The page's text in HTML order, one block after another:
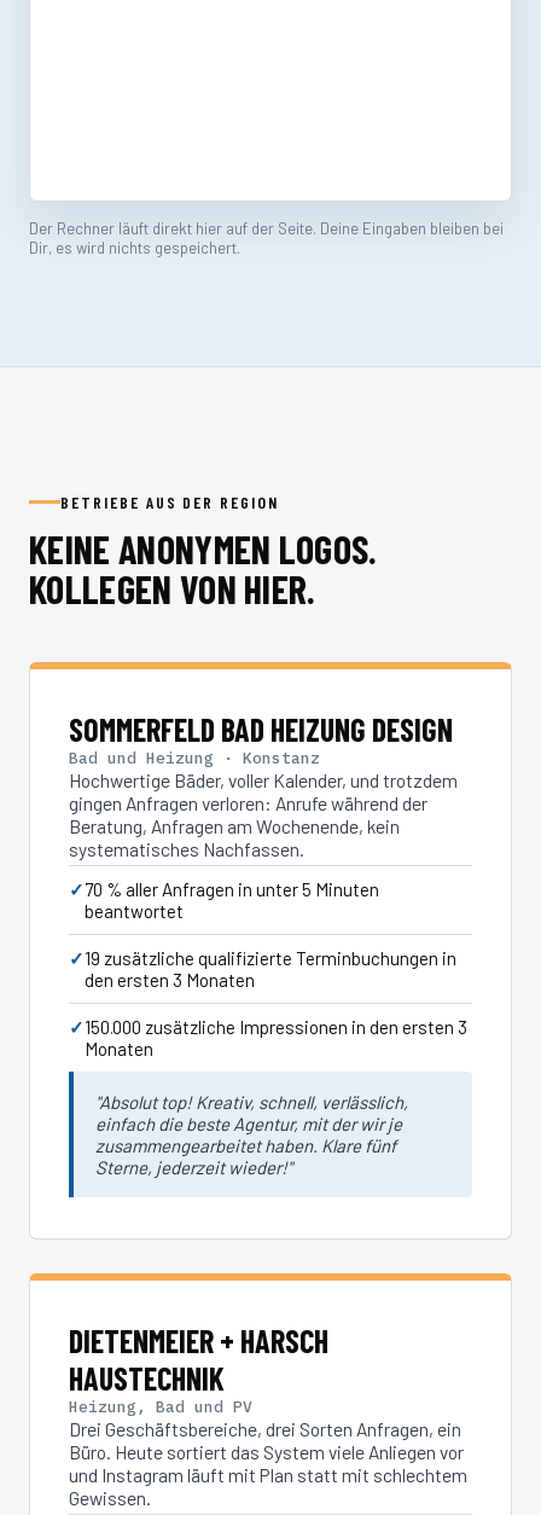
Der Rechner läuft direkt hier auf der Seite. Deine Eingaben bleiben bei
Dir, es wird nichts gespeichert.
BETRIEBE AUS DER REGION
KEINE ANONYMEN LOGOS.
KOLLEGEN VON HIER.
SOMMERFELD BAD HEIZUNG DESIGN
Bad und Heizung · Konstanz
Hochwertige Bäder, voller Kalender, und trotzdem
gingen Anfragen verloren: Anrufe während der
Beratung, Anfragen am Wochenende, kein
systematisches Nachfassen.
70 % aller Anfragen in unter 5 Minuten
beantwortet
19 zusätzliche qualifizierte Terminbuchungen in
den ersten 3 Monaten
150.000 zusätzliche Impressionen in den ersten 3
Monaten
"Absolut top! Kreativ, schnell, verlässlich,
einfach die beste Agentur, mit der wir je
zusammengearbeitet haben. Klare fünf
Sterne, jederzeit wieder!"
DIETENMEIER + HARSCH
HAUSTECHNIK
Heizung, Bad und PV
Drei Geschäftsbereiche, drei Sorten Anfragen, ein
Büro. Heute sortiert das System viele Anliegen vor
und Instagram läuft mit Plan statt mit schlechtem
Gewissen.